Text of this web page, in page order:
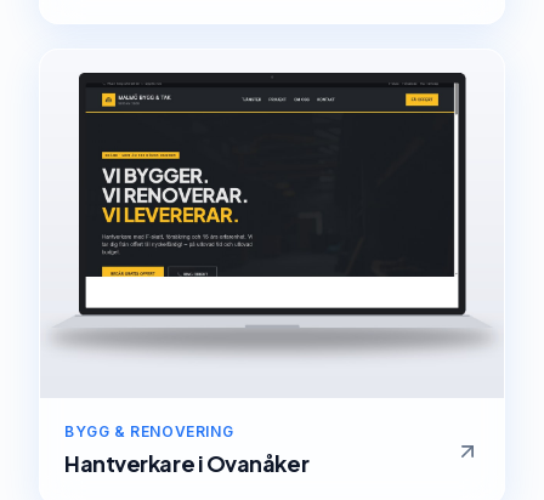
BYGG & RENOVERING
HantverkareiOvanåker